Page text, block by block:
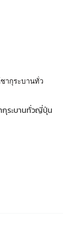
ระบานทั่วญี่ปุ่น